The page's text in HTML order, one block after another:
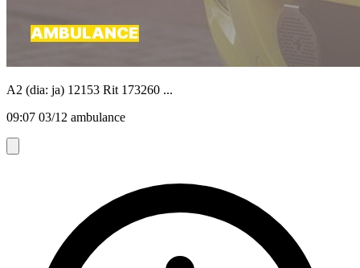
A2 (dia: ja) 12153 Rit 173260 ...
09:07 03/12 ambulance